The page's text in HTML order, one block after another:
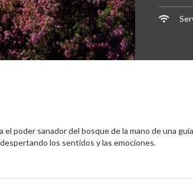
poder sanador del bosque de la mano de una
los sentidos y las emociones.